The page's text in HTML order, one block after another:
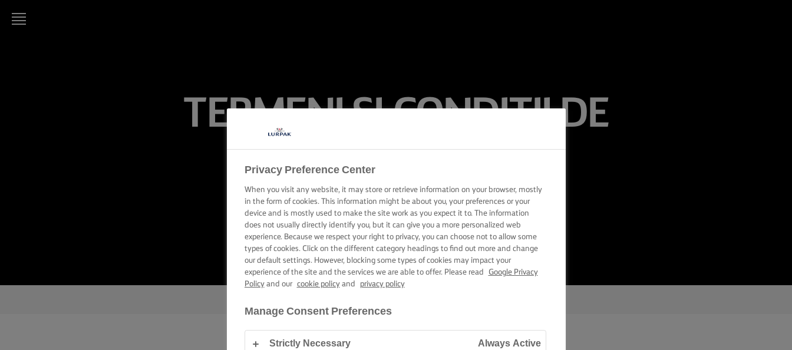
TERMENI ŞI CONDIŢII DE
UTILIZARE
Privacy Preference Center
When you visit any website, it may store or retrieve information on your browser, mostly
in the form of cookies. This information might be about you, your preferences or your
device and is mostly used to make the site work as you expect it to. The information
does not usually directly identify you, but it can give you a more personalized web
experience. Because we respect your right to privacy, you can choose not to allow some
types of cookies. Click on the different category headings to find out more and change
our default settings. However, blocking some types of cookies may impact your
experience of the site and the services we are able to offer. Please read
Google Privacy
Policyand our cookie policyand privacy policy
Manage Consent Preferences
Strictly Necessary Always Active